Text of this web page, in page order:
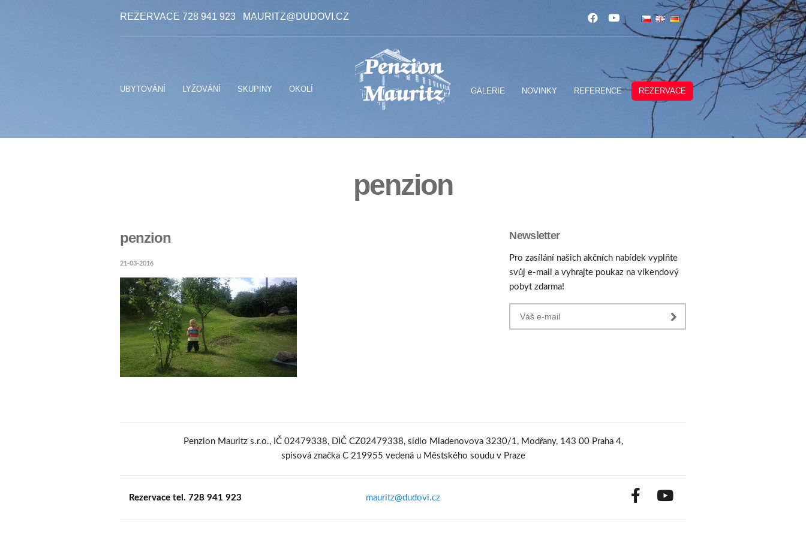
REZERVACE 728 941 923 MAURITZ@DUDOVI.CZ
UBYTOVÁNÍ LYŽOVÁNÍ SKUPINY OKOLÍ GALERIE NOVINKY REFERENCE REZERVACE
penzion
penzion
21-03-2016
Newsletter
Pro zasílání našich akčních nabídek vyplňte
svůj e-mail a vyhrajte poukaz na víkendový
pobyt zdarma!
Penzion Mauritz s.r.o., IČ 02479338, DIČ CZ02479338, sídlo Mladenovova 3230/1, Modřany, 143 00 Praha 4,
spisová značka C 219955 vedená u Městského soudu v Praze
Rezervace tel. 728 941 923 mauritz@dudovi.cz